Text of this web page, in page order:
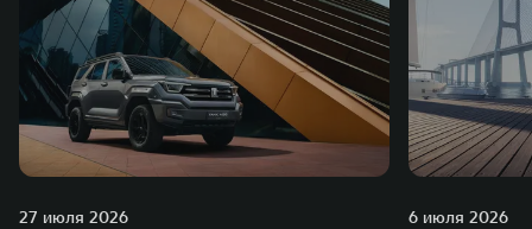
27 июля 2026 6 июля 2026